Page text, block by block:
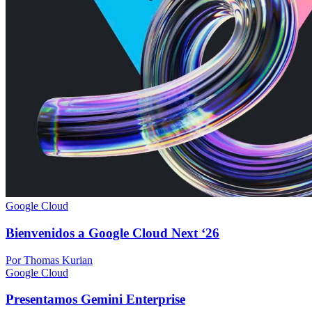
Google Cloud
Bienvenidos a Google Cloud Next ‘26
Por Thomas Kurian
Google Cloud
Presentamos Gemini Enterprise